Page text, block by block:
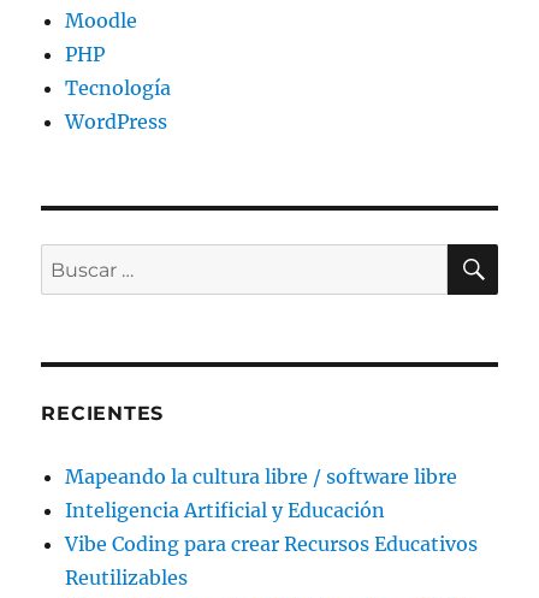
Moodle
PHP
Tecnología
WordPress
Buscar
por:
RECIENTES
Mapeando la cultura libre / software libre
Inteligencia Artificial y Educación
Vibe Coding para crear Recursos Educativos
Reutilizables